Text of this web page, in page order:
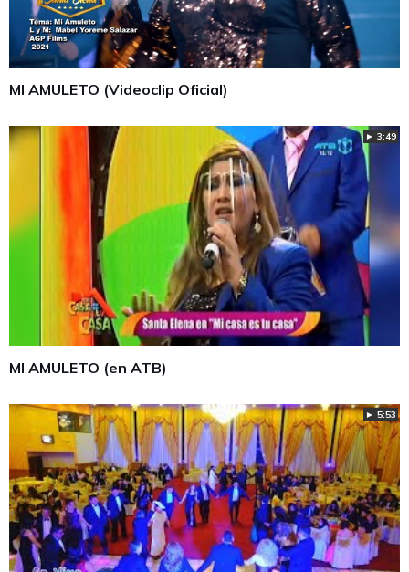
MI AMULETO (Videoclip Oficial)
► 3:49
MI AMULETO (en ATB)
► 5:53